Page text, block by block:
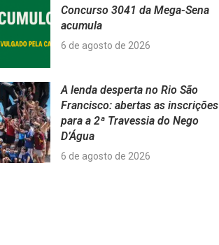
Concurso 3041 da Mega-Sena
acumula
6 de agosto de 2026
A lenda desperta no Rio São
Francisco: abertas as inscrições
para a 2ª Travessia do Nego
D’Água
6 de agosto de 2026